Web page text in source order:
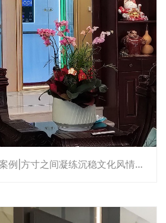
ZADIM希贝姆金华案例|方寸之间凝练沉稳文化风情， 中西合璧释放独特艺术气息